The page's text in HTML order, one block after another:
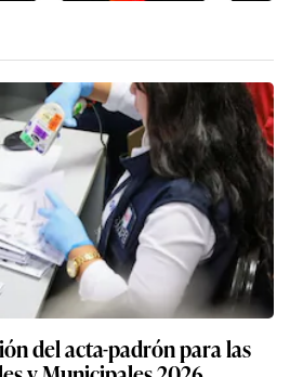
del acta-padrón para las